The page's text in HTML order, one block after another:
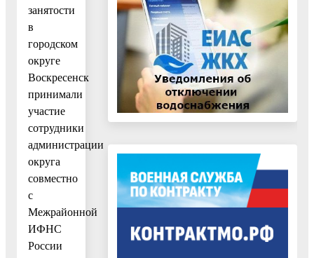
занятости
в
городском
округе
Воскресенск
принимали
участие
сотрудники
администрации
округа
совместно
с
Межрайонной
ИФНС
России